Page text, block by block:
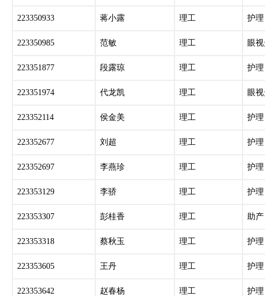
223350933 蒋小露 理工 护理
223350985 范敏 理工 眼
223351877 段露琼 理工 护理
223351974 代龙凯 理工 眼
223352114 侯金美 理工 护理
223352677 刘超 理工 护理
223352697 李燕珍 理工 护理
223353129 李骄 理工 护理
223353307 彭桂香 理工 助产
223353318 蔡秋玉 理工 护理
223353605 王丹 理工 护理
223353642 赵春杨 理工 护理